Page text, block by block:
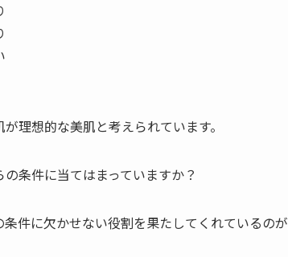
理想的な美肌と考えられています。
条件に当てはまっていますか？
条件に欠かせない役割を果たしてくれているのが